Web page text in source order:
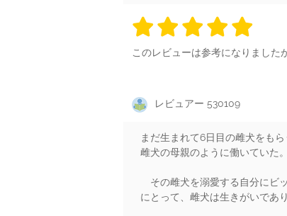
5 stars
5 stars
5 stars
5
このレビューは参考になりました
レビュアー 530109
まだ生まれて6日目の雌犬をも
雌犬の母親のように働いていた。
その雌犬を溺愛する自分にビ
にとって、雌犬は生きがいであ